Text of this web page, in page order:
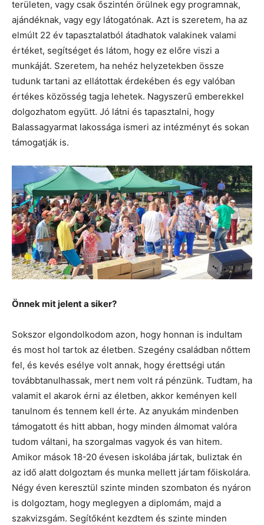
területen, vagy csak őszintén örülnek egy programnak,
ajándéknak, vagy egy látogatónak. Azt is szeretem, ha az
elmúlt 22 év tapasztalatból átadhatok valakinek valami
értéket, segítséget és látom, hogy ez előre viszi a
munkáját. Szeretem, ha nehéz helyzetekben össze
tudunk tartani az ellátottak érdekében és egy valóban
értékes közösség tagja lehetek. Nagyszerű emberekkel
dolgozhatom együtt. Jó látni és tapasztalni, hogy
Balassagyarmat lakossága ismeri az intézményt és sokan
támogatják is.
Önnek mit jelent a siker?
Sokszor elgondolkodom azon, hogy honnan is indultam
és most hol tartok az életben. Szegény családban nőttem
fel, és kevés esélye volt annak, hogy érettségi után
továbbtanulhassak, mert nem volt rá pénzünk. Tudtam, ha
valamit el akarok érni az életben, akkor keményen kell
tanulnom és tennem kell érte. Az anyukám mindenben
támogatott és hitt abban, hogy minden álmomat valóra
tudom váltani, ha szorgalmas vagyok és van hitem.
Amikor mások 18-20 évesen iskolába jártak, buliztak én
az idő alatt dolgoztam és munka mellett jártam főiskolára.
Négy éven keresztül szinte minden szombaton és nyáron
is dolgoztam, hogy meglegyen a diplomám, majd a
szakvizsgám. Segítőként kezdtem és szinte minden